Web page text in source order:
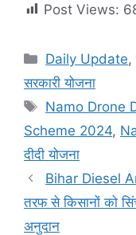
Post Views:
Categories
Daily Update,
सरकारी योजना
Tags
Namo Drone
Scheme 2024,
दीदी योजना
Bihar Diesel
तरफ से किसानों को
अनुदान